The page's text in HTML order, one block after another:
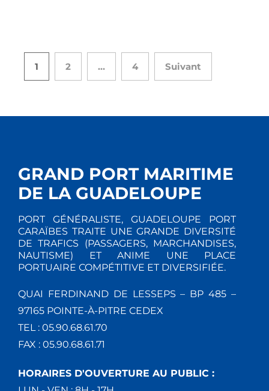
1 2 … 4 Suivant
GRAND PORT MARITIME
DE LA GUADELOUPE
PORT GÉNÉRALISTE, GUADELOUPE PORT
CARAÏBES TRAITE UNE GRANDE DIVERSITÉ
DE TRAFICS (PASSAGERS, MARCHANDISES,
NAUTISME) ET ANIME UNE PLACE
PORTUAIRE COMPÉTITIVE ET DIVERSIFIÉE.
QUAI FERDINAND DE LESSEPS – BP 485 –
97165 POINTE-À-PITRE CEDEX
TEL : 05.90.68.61.70
FAX : 05.90.68.61.71
HORAIRES D'OUVERTURE AU PUBLIC :